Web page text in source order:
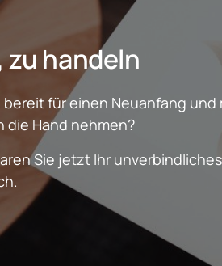
zu handeln
bereit für einen Neuanfang
die Hand nehmen?
Sie jetzt Ihr